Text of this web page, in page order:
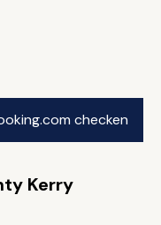
checken
Kerry